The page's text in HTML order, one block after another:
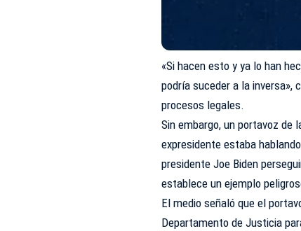
«Si hacen esto y ya lo han
podría suceder a la inversa»,
procesos legales.
Sin embargo, un portavoz de
expresidente estaba
presidente Joe Biden
establece un ejemplo
El medio señaló que el
Departamento de Justicia